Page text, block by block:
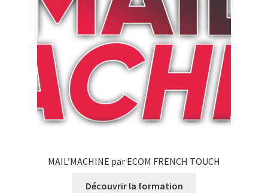
MAIL’MACHINE par ECOM FRENCH TOUCH
Découvrir la formation